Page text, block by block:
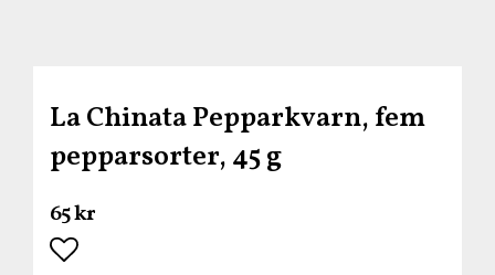
La Chinata Pepparkvarn, fem
pepparsorter, 45 g
65 kr